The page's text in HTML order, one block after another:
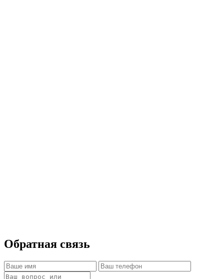
Обратная связь